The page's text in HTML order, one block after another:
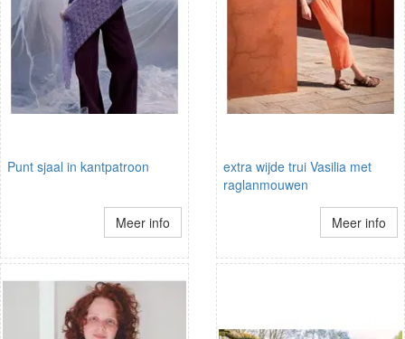
Punt sjaal in kantpatroon
Meer info
extra wijde trui Vasilia met
raglanmouwen
Meer info